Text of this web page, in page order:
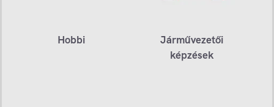
Hobbi
Járművezetői
képzések